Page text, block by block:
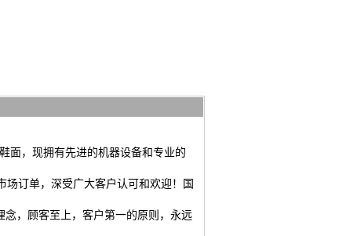
面，现拥有先进的机器设备和专业的
订单，深受广大客户认可和欢迎！国
，顾客至上，客户第一的原则，永远